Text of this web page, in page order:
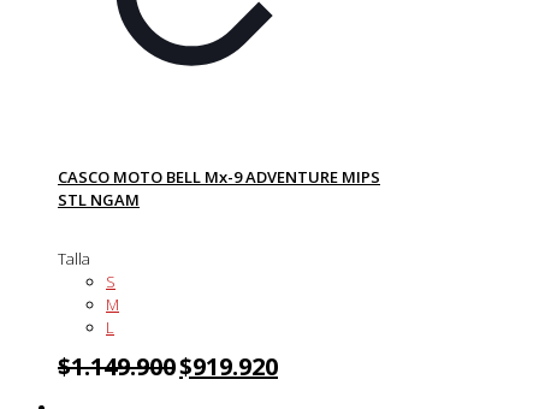
CASCO MOTO BELL Mx-9 ADVENTURE MIPS
STL NGAM
Talla
S
M
L
$1.149.900$919.920